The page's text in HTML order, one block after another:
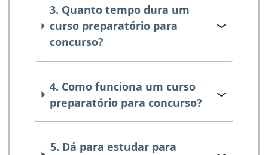
3. Quanto tempo dura um
curso preparatório para
concurso?
4. Como funciona um curso
preparatório para concurso?
5. Dá para estudar para